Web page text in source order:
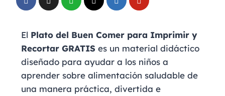
El Plato del Buen Comer para Imprimir y
Recortar GRATIS es un material didáctico
diseñado para ayudar a los niños a
aprender sobre alimentación saludable de
una manera práctica, divertida e